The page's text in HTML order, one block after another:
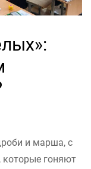
и марша, с
которые гоняют